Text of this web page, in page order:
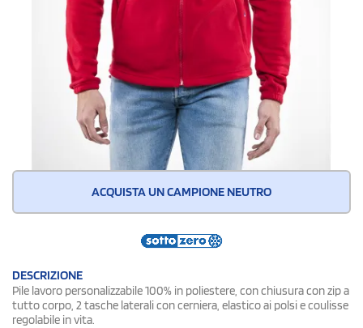
ACQUISTA UN CAMPIONE NEUTRO
DESCRIZIONE
Pile lavoro personalizzabile 100% in poliestere, con chiusura con zip a
tutto corpo, 2 tasche laterali con cerniera, elastico ai polsi e coulisse
regolabile in vita.